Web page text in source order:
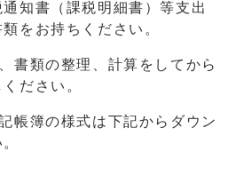
知書（課税明細書）等支出
をお持ちください。
書類の整理、計算をしてから
ださい。
帳簿の様式は下記からダウン